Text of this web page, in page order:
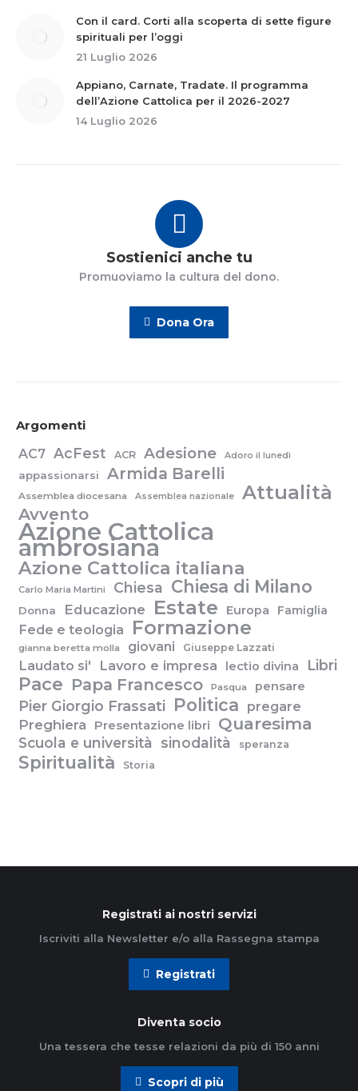
Con il card. Corti alla scoperta di sette figure
spirituali per l’oggi
21 Luglio 2026
Appiano, Carnate, Tradate. Il programma
dell’Azione Cattolica per il 2026-2027
14 Luglio 2026
Sostienici anche tu
Promuoviamo la cultura del dono.
Dona Ora
Argomenti
AC7 AcFest ACR Adesione Adoro il lunedì
appassionarsi Armida Barelli
Assemblea diocesana Assemblea nazionale Attualità
Avvento
Azione Cattolica
ambrosiana
Azione Cattolica italiana
Carlo Maria Martini Chiesa Chiesa di Milano
Donna Educazione Estate Europa Famiglia
Fede e teologia Formazione
gianna beretta molla giovani Giuseppe Lazzati
Laudato si' Lavoro e impresa lectio divina Libri
Pace Papa Francesco Pasqua pensare
Pier Giorgio Frassati Politica pregare
Preghiera
Presentazione libri Quaresima
Scuola e università sinodalità speranza
Spiritualità Storia
Registrati ai nostri servizi
Iscriviti alla Newsletter e/o alla Rassegna stampa
Registrati
Diventa socio
Una tessera che tesse relazioni da più di 150 anni
Scopri di più